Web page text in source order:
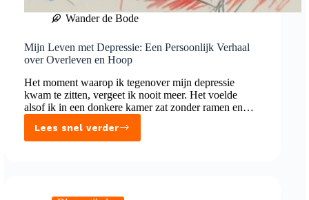
Wander de Bode
Mijn Leven met Depressie: Een Persoonlijk Verhaal
over Overleven en Hoop
Het moment waarop ik tegenover mijn depressie
kwam te zitten, vergeet ik nooit meer. Het voelde
alsof ik in een donkere kamer zat zonder ramen en…
Lees snel verder
Mijn